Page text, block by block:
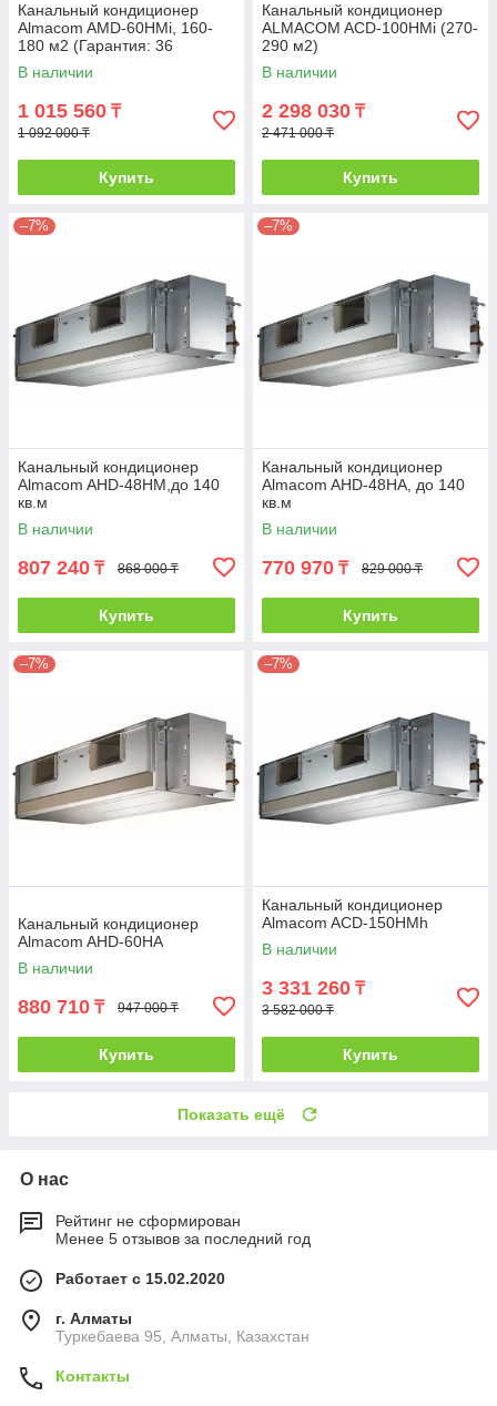
Канальный кондиционер
Almacom AMD-60HMi, 160-
180 м2 (Гарантия: 36
месяцев)
В наличии
1 015 560 ₸
1 092 000 ₸
Купить
Канальный кондиционер
ALMACOM ACD-100HMi (270-
290 м2)
В наличии
2 298 030 ₸
2 471 000 ₸
Купить
–7%
Канальный кондиционер
Almacom AHD-48HМ,до 140
кв.м
В наличии
807 240 ₸ 868 000 ₸
Купить
–7%
Канальный кондиционер
Almacom AHD-48НА, до 140
кв.м
В наличии
770 970 ₸ 829 000 ₸
Купить
–7%
Канальный кондиционер
Almacom AHD-60HА
В наличии
880 710 ₸ 947 000 ₸
Купить
–7%
Канальный кондиционер
Almacom ACD-150HМh
В наличии
3 331 260 ₸
3 582 000 ₸
Купить
Показать ещё
О нас
Рейтинг не сформирован
Менее 5 отзывов за последний год
Работает с 15.02.2020
г. Алматы
Туркебаева 95, Алматы, Казахстан
Контакты